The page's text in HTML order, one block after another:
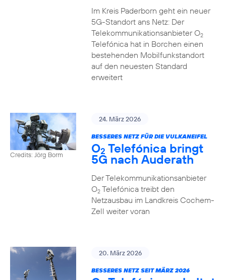
Im Kreis Paderborn geht ein neuer
5G-Standort ans Netz: Der
Telekommunikationsanbieter O2
Telefónica hat in Borchen einen
bestehenden Mobilfunkstandort
auf den neuesten Standard
erweitert
Credits: Jörg Borm
24. März 2026
BESSERES NETZ FÜR DIE VULKANEIFEL
O2 Telefónica bringt
5G nach Auderath
Der Telekommunikationsanbieter
O2Telefónica treibt den
Netzausbau im Landkreis Cochem-
Zell weiter voran
20. März 2026
BESSERES NETZ SEIT MÄRZ 2026